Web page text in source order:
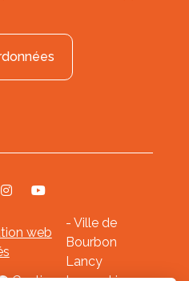
web
- Ville de
Bourbon
Lancy